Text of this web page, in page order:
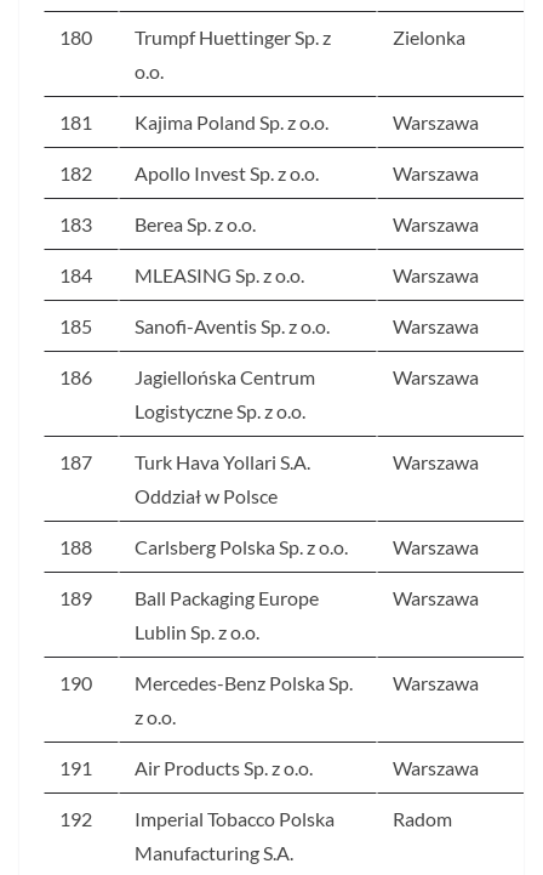
180
Trumpf Huettinger Sp. z
o.o.
Zielonka
181 Kajima Poland Sp. z o.o. Warszawa
182 Apollo Invest Sp. z o.o. Warszawa
183 Berea Sp. z o.o. Warszawa
184 MLEASING Sp. z o.o. Warszawa
185 Sanofi-Aventis Sp. z o.o. Warszawa
186
Jagiellońska Centrum
Logistyczne Sp. z o.o.
Warszawa
187
Turk Hava Yollari S.A.
Oddział w Polsce
Warszawa
188 Carlsberg Polska Sp. z o.o. Warszawa
189
Ball Packaging Europe
Lublin Sp. z o.o.
Warszawa
190
Mercedes-Benz Polska Sp.
z o.o.
Warszawa
191 Air Products Sp. z o.o. Warszawa
192
Imperial Tobacco Polska
Manufacturing S.A.
Radom